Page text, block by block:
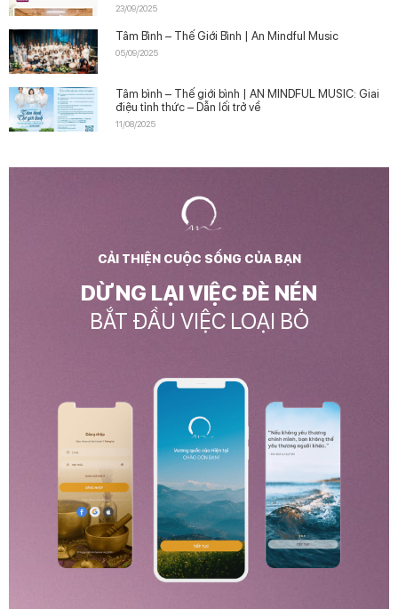
23/09/2025
Tâm Bình – Thế Giới Bình | An Mindful Music
05/09/2025
Tâm bình – Thế giới bình | AN MINDFUL MUSIC: Giai
điệu tỉnh thức – Dẫn lối trở về
11/08/2025
CẢI THIỆN CUỘC SỐNG CỦA BẠN
DỪNG LẠI VIỆC ĐÈ NÉN
BẮT ĐẦU VIỆC LOẠI BỎ